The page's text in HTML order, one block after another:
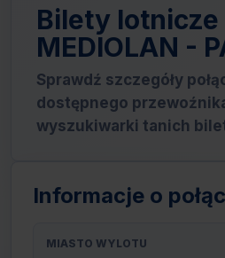
Bilety lotnicze
MEDIOLAN -
Sprawdź szczegóły
dostępnego
wyszukiwarki tanich
Informacje o
MIASTO WYLOTU